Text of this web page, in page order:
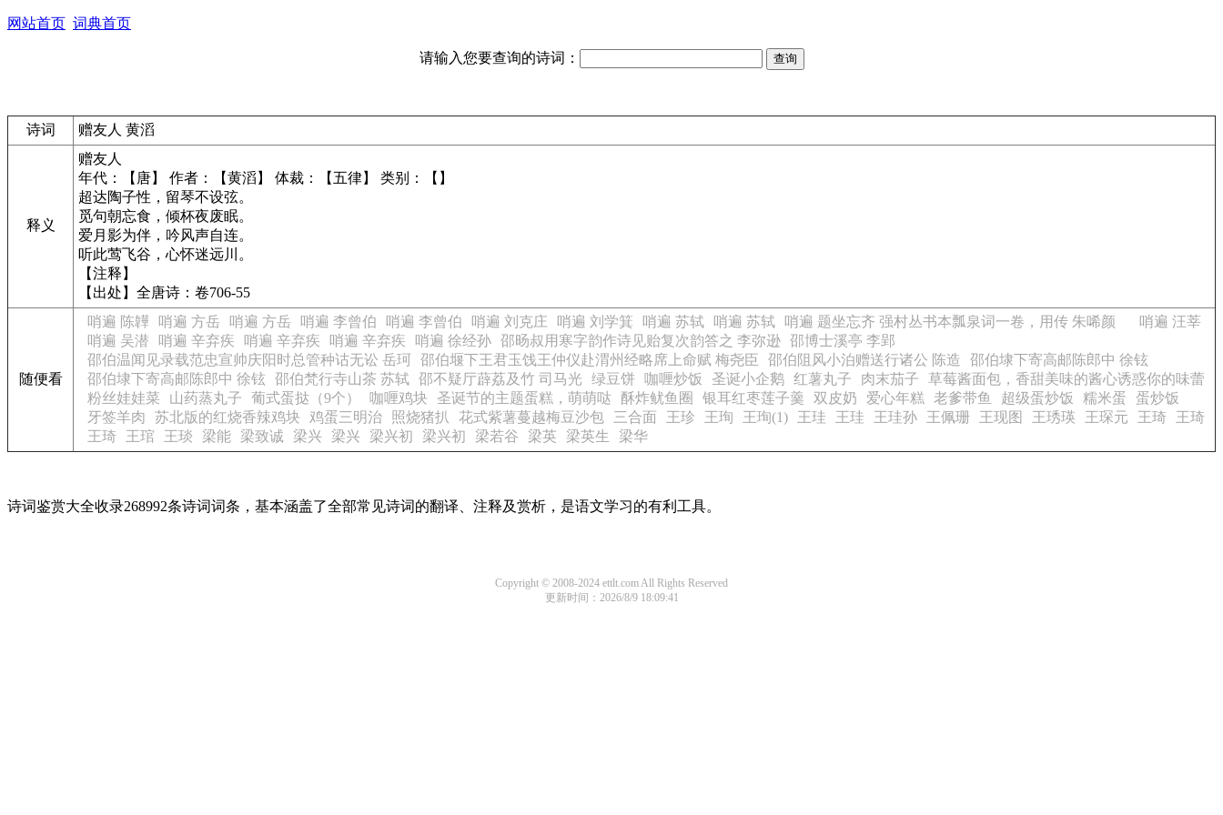
网站首页 词典首页
请输入您要查询的诗词：
诗词 赠友人 黄滔
释义
赠友人
年代：【唐】 作者：【黄滔】 体裁：【五律】 类别：【】
超达陶子性，留琴不设弦。
觅句朝忘食，倾杯夜废眠。
爱月影为伴，吟风声自连。
听此莺飞谷，心怀迷远川。
【注释】
【出处】全唐诗：卷706-55
随便看
哨遍 陈韡 哨遍 方岳 哨遍 方岳 哨遍 李曾伯 哨遍 李曾伯 哨遍 刘克庄 哨遍 刘学箕 哨遍 苏轼 哨遍 苏轼 哨遍 题坐忘齐 强村丛书本瓢泉词一卷，用传 朱唏颜
哨遍 汪莘
哨遍 吴潜
哨遍 辛弃疾 哨遍 辛弃疾 哨遍 辛弃疾 哨遍 徐经孙 邵旸叔用寒字韵作诗见贻复次韵答之 李弥逊 邵博士溪亭 李郢
邵伯温闻见录载范忠宣帅庆阳时总管种诂无讼 岳珂
邵伯堰下王君玉饯王仲仪赴渭州经略席上命赋 梅尧臣 邵伯阻风小泊赠送行诸公 陈造
邵伯埭下寄高邮陈郎中 徐铉
邵伯埭下寄高邮陈郎中 徐铉 邵伯梵行寺山茶 苏轼 邵不疑厅薜荔及竹 司马光 绿豆饼 咖喱炒饭 圣诞小企鹅 红薯丸子 肉末茄子
草莓酱面包，香甜美味的酱心诱惑你的味蕾
粉丝娃娃菜
山药蒸丸子 葡式蛋挞（9个） 咖喱鸡块 圣诞节的主题蛋糕，萌萌哒 酥炸鱿鱼圈 银耳红枣莲子羹 双皮奶 爱心年糕 老爹带鱼 超级蛋炒饭 糯米蛋
蛋炒饭
牙签羊肉
苏北版的红烧香辣鸡块 鸡蛋三明治 照烧猪扒 花式紫薯蔓越梅豆沙包 三合面 王珍 王珣 王珣(1) 王珪 王珪 王珪孙 王佩珊 王现图 王琇瑛 王琛元 王琦
王琦
王琦
王琯 王琰 梁能 梁致诚 梁兴 梁兴 梁兴初 梁兴初 梁若谷 梁英 梁英生 梁华
诗词鉴赏大全收录268992条诗词词条，基本涵盖了全部常见诗词的翻译、注释及赏析，是语文学习的有利工具。
Copyright © 2008-2024 ettlt.com All Rights Reserved
更新时间：2026/8/9 18:09:41